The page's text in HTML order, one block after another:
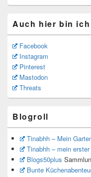
Auch hier bin
Facebook
Instagram
Pinterest
Mastodon
Threats
Blogroll
Tinabhh – Mein
Tinabhh – mein
Blogs50plus
Bunte